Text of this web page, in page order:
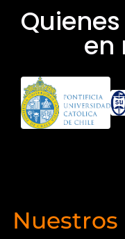
en
Nuestros